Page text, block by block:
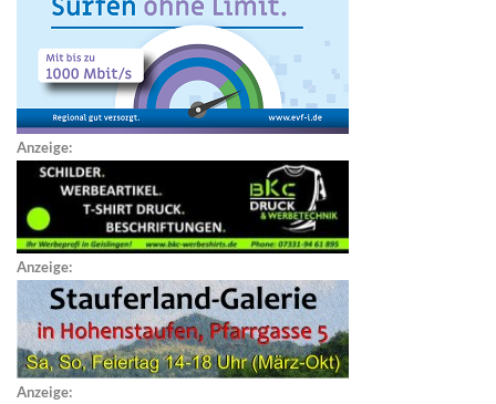
Anzeige:
Anzeige:
Anzeige: